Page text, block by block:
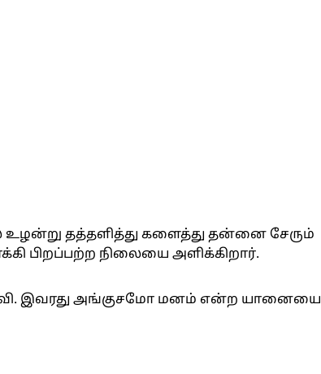
உழன்று தத்தளித்து களைத்து தன்னை சேரும்
பிறப்பற்ற நிலையை அளிக்கிறார்.
இவரது அங்குசமோ மனம் என்ற யானையை